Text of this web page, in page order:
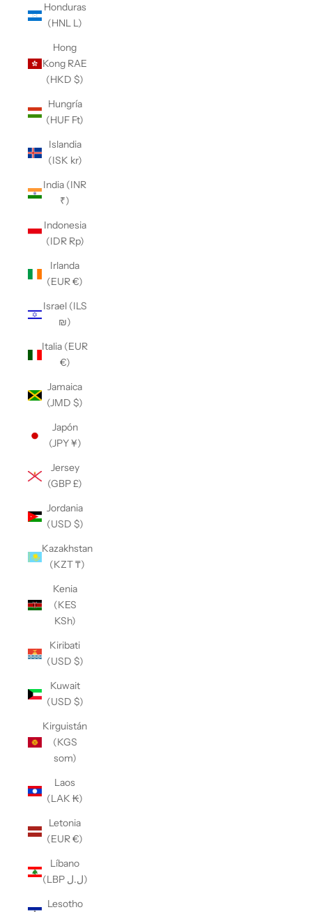
Honduras
(HNL L)
Hong
Kong RAE
(HKD $)
Hungría
(HUF Ft)
Islandia
(ISK kr)
India (INR
₹)
Indonesia
(IDR Rp)
Irlanda
(EUR €)
Israel (ILS
₪)
Italia (EUR
€)
Jamaica
(JMD $)
Japón
(JPY ¥)
Jersey
(GBP £)
Jordania
(USD $)
Kazakhstan
(KZT ₸)
Kenia
(KES
KSh)
Kiribati
(USD $)
Kuwait
(USD $)
Kirguistán
(KGS
som)
Laos
(LAK ₭)
Letonia
(EUR €)
Líbano
(LBP ل.ل)
Lesotho